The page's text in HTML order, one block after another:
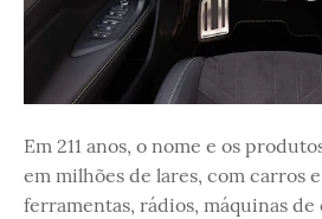
Em 211 anos, o nome e os
em milhões de lares, com carros
ferramentas, rádios, máquinas